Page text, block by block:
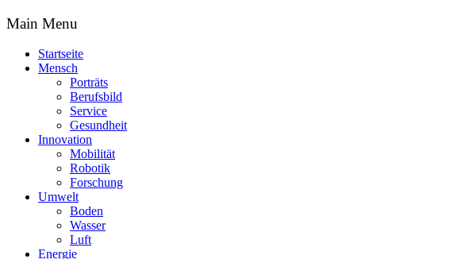
Main Menu
Startseite
Mensch
Porträts
Berufsbild
Service
Gesundheit
Innovation
Mobilität
Robotik
Forschung
Umwelt
Boden
Wasser
Luft
Energie